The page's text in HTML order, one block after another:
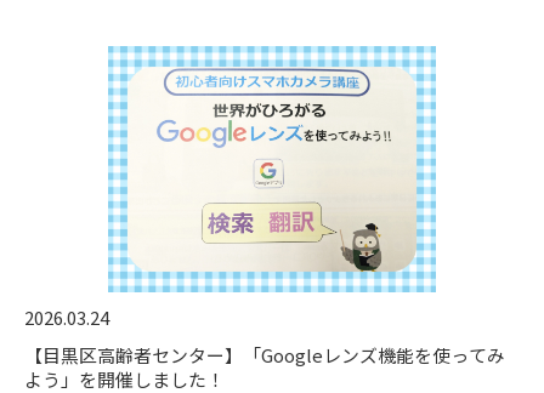
2026.03.24
【目黒区高齢者センター】「Googleレンズ機能を使ってみ
よう」を開催しました！